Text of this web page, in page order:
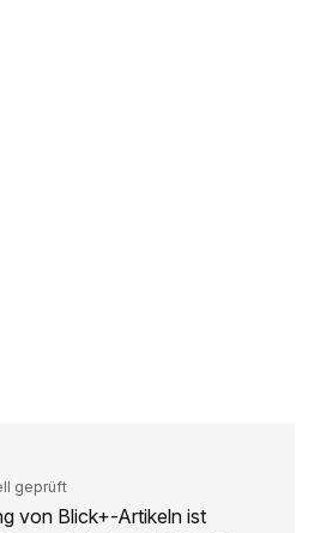
geprüft
von Blick+-Artikeln ist